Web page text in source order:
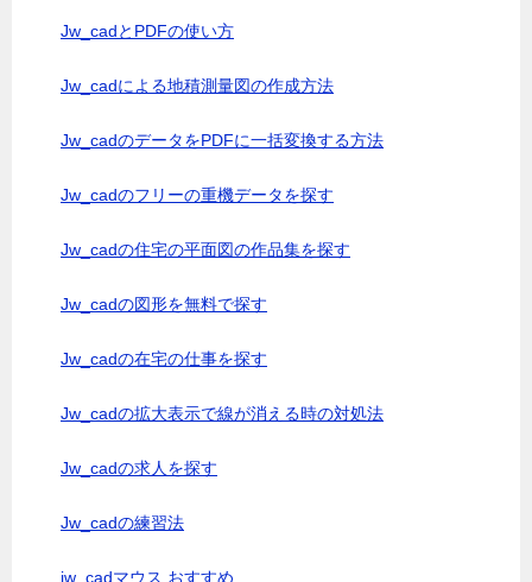
Jw_cadとPDFの使い方
Jw_cadによる地積測量図の作成方法
Jw_cadのデータをPDFに一括変換する方法
Jw_cadのフリーの重機データを探す
Jw_cadの住宅の平面図の作品集を探す
Jw_cadの図形を無料で探す
Jw_cadの在宅の仕事を探す
Jw_cadの拡大表示で線が消える時の対処法
Jw_cadの求人を探す
Jw_cadの練習法
jw_cadマウス おすすめ